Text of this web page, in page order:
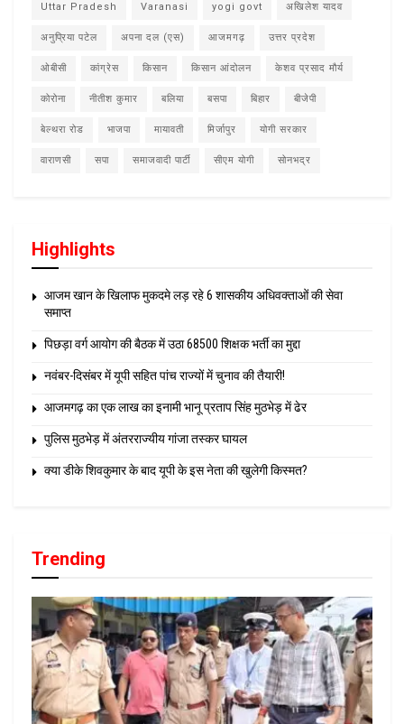
Uttar Pradesh Varanasi yogi govt अखिलेश यादव
अनुप्रिया पटेल अपना दल (एस) आजमगढ़ उत्तर प्रदेश
ओबीसी कांग्रेस किसान किसान आंदोलन केशव प्रसाद मौर्य
कोरोना नीतीश कुमार बलिया बसपा बिहार बीजेपी
बेल्थरा रोड भाजपा मायावती मिर्जापुर योगी सरकार
वाराणसी सपा समाजवादी पार्टी सीएम योगी सोनभद्र
Highlights
आजम खान के खिलाफ मुकदमे लड़ रहे 6 शासकीय अधिवक्ताओं की सेवा
समाप्त
पिछड़ा वर्ग आयोग की बैठक में उठा 68500 शिक्षक भर्ती का मुद्दा
नवंबर-दिसंबर में यूपी सहित पांच राज्यों में चुनाव की तैयारी!
आजमगढ़ का एक लाख का इनामी भानू प्रताप सिंह मुठभेड़ में ढेर
पुलिस मुठभेड़ में अंतरराज्यीय गांजा तस्कर घायल
क्या डीके शिवकुमार के बाद यूपी के इस नेता की खुलेगी किस्मत?
Trending